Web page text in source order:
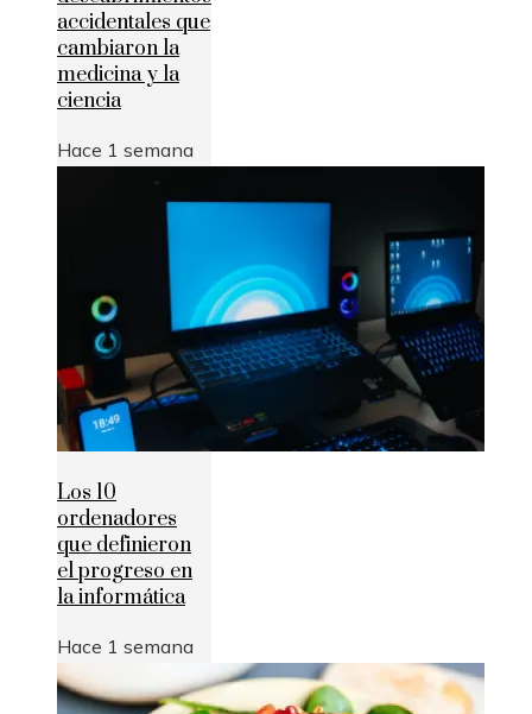
accidentales que
cambiaron la
medicina y la
ciencia
Hace 1 semana
Los 10
ordenadores
que definieron
el progreso en
la informática
Hace 1 semana